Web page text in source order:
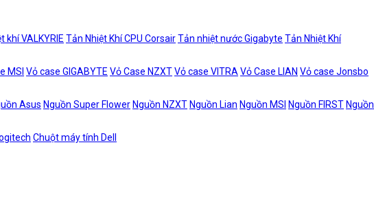
khí VALKYRIE Tản Nhiệt Khí CPU CorsairTản nhiệt nước Gigabyte Tản Nhiệt Khí
MSI Vỏ case GIGABYTE Vỏ Case NZXTVỏ case VITRA Vỏ Case LIAN Vỏ case Jonsbo
Asus Nguồn Super Flower Nguồn NZXT Nguồn Lian Nguồn MSI Nguồn FIRST Nguồn
Chuột máy tính Dell